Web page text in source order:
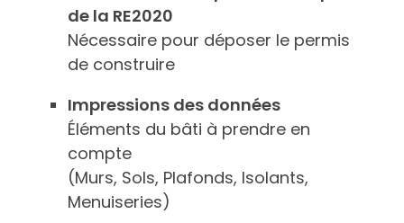
de la RE2020
Nécessaire pour déposer le permis
de construire
Impressions des données
Éléments du bâti à prendre en
compte
(Murs, Sols, Plafonds, Isolants,
Menuiseries)